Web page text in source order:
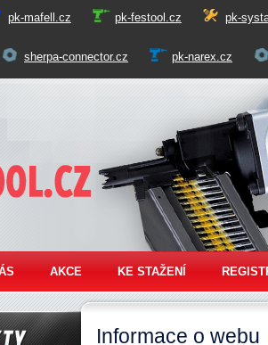
pk-mafell.cz pk-festool.cz pk-
sherpa-connector.cz pk-narex.cz
AKCE KE STAŽENÍ
Informace o webu